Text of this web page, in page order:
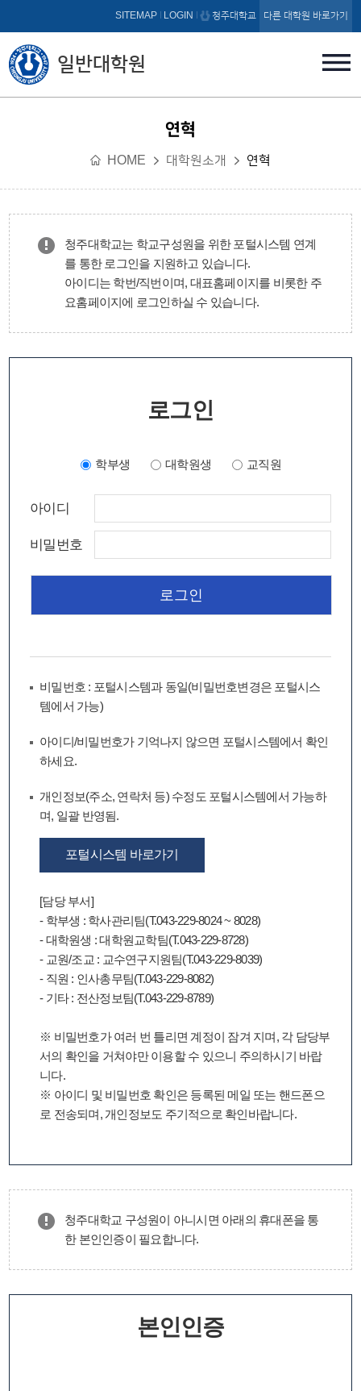
본문 바로가기
일반대학원
SITEMAP LOGIN 청주대학교 다른 대학원 바로가기
연혁
HOME 대학원소개 연혁
청주대학교는 학교구성원을 위한 포털시스템 연계
를 통한 로그인을 지원하고 있습니다.
아이디는 학번/직번이며, 대표홈페이지를 비롯한 주
요홈페이지에 로그인하실 수 있습니다.
로그인
학부생 대학원생 교직원
아이디
비밀번호
비밀번호 : 포털시스템과 동일(비밀번호변경은 포털시스
템에서 가능)
아이디/비밀번호가 기억나지 않으면 포털시스템에서 확인
하세요.
개인정보(주소, 연락처 등) 수정도 포털시스템에서 가능하
며, 일괄 반영됨.
포털시스템 바로가기
[담당 부서]
- 학부생 : 학사관리팀(T.043-229-8024 ~ 8028)
- 대학원생 : 대학원교학팀(T.043-229-8728)
- 교원/조교 : 교수연구지원팀(T.043-229-8039)
- 직원 : 인사총무팀(T.043-229-8082)
- 기타 : 전산정보팀(T.043-229-8789)
※ 비밀번호가 여러 번 틀리면 계정이 잠겨 지며, 각 담당부
서의 확인을 거쳐야만 이용할 수 있으니 주의하시기 바랍
니다.
※ 아이디 및 비밀번호 확인은 등록된 메일 또는 핸드폰으
로 전송되며, 개인정보도 주기적으로 확인바랍니다.
청주대학교 구성원이 아니시면 아래의 휴대폰을 통
한 본인인증이 필요합니다.
본인인증